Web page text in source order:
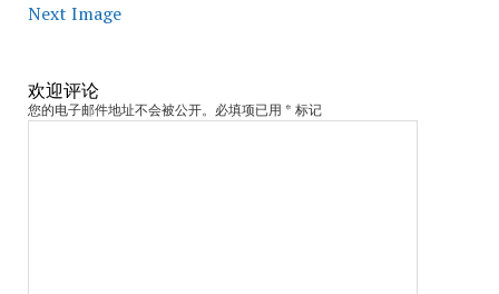
Next Image
欢迎评论
您的电子邮件地址不会被公开。必填项已用 * 标记